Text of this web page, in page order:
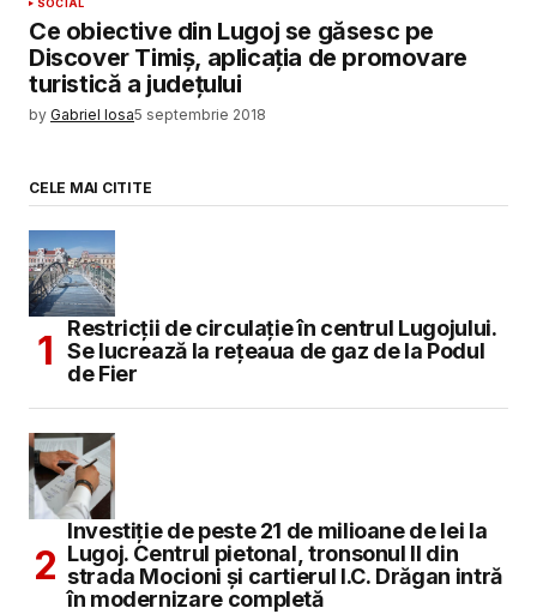
SOCIAL
Ce obiective din Lugoj se găsesc pe
Discover Timiș, aplicația de promovare
turistică a județului
by Gabriel Iosa5 septembrie 2018
CELE MAI CITITE
Restricții de circulație în centrul Lugojului.
Se lucrează la rețeaua de gaz de la Podul
de Fier
Investiție de peste 21 de milioane de lei la
Lugoj. Centrul pietonal, tronsonul II din
strada Mocioni și cartierul I.C. Drăgan intră
în modernizare completă